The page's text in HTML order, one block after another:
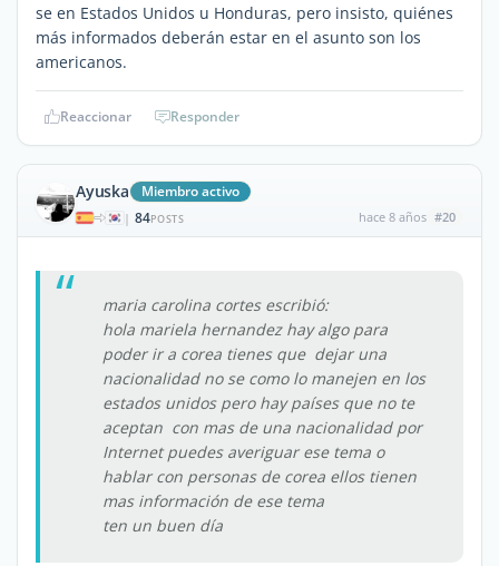
se en Estados Unidos u Honduras, pero insisto, quiénes
más informados deberán estar en el asunto son los
americanos.
Reaccionar Responder
Ayuska Miembro activo
| 84POSTS hace 8 años #20
maria carolina cortes escribió:
hola mariela hernandez hay algo para
poder ir a corea tienes que dejar una
nacionalidad no se como lo manejen en los
estados unidos pero hay países que no te
aceptan con mas de una nacionalidad por
Internet puedes averiguar ese tema o
hablar con personas de corea ellos tienen
mas información de ese tema
ten un buen día